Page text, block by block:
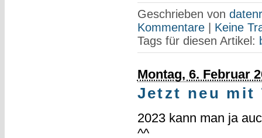
Geschrieben von
Kommentare| Keine
Tags für diesen Artikel:
Montag, 6. Februar
Jetzt neu mit
2023 kann man ja
^^